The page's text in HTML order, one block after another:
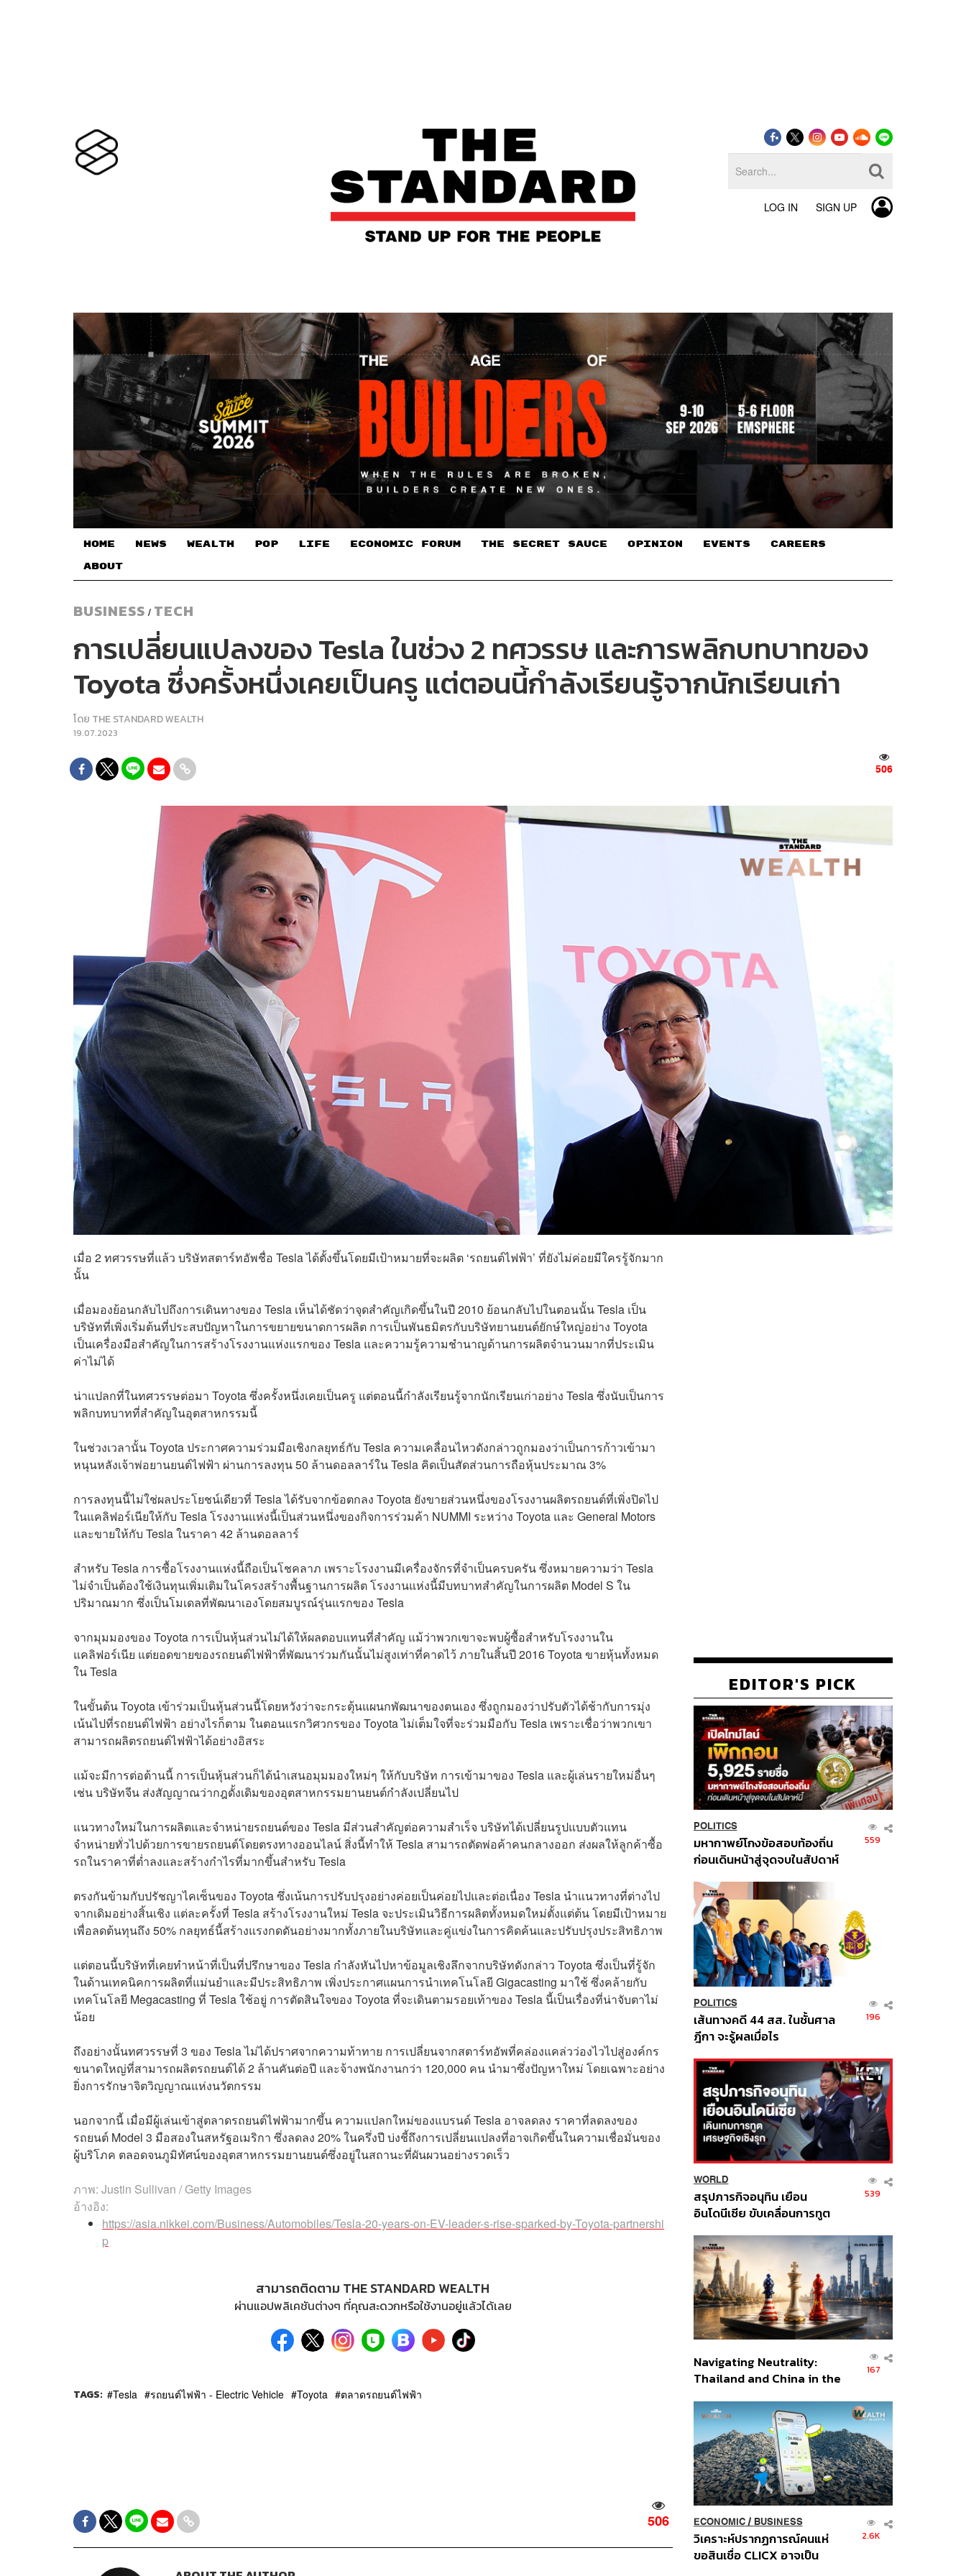
LOG IN SIGN UP
HOME NEWS WEALTH POP LIFE ECONOMIC FORUM THE SECRET SAUCE​ OPINION EVENTS CAREERS
ABOUT
BUSINESS / TECH
การเปลี่ยนแปลงของ Tesla ในช่วง 2 ทศวรรษ และการพลิกบทบาทของ
Toyota ซึ่งครั้งหนึ่งเคยเป็นครู แต่ตอนนี้กำลังเรียนรู้จากนักเรียนเก่า
โดย THE STANDARD WEALTH
19.07.2023
506
เมื่อ 2 ทศวรรษที่แล้ว บริษัทสตาร์ทอัพชื่อ Tesla ได้ตั้งขึ้นโดยมีเป้าหมายที่จะผลิต ‘รถยนต์ไฟฟ้า’ ที่ยังไม่ค่อยมีใครรู้จักมาก
นั้น
เมื่อมองย้อนกลับไปถึงการเดินทางของ Tesla เห็นได้ชัดว่าจุดสำคัญเกิดขึ้นในปี 2010 ย้อนกลับไปในตอนนั้น Tesla เป็น
บริษัทที่เพิ่งเริ่มต้นที่ประสบปัญหาในการขยายขนาดการผลิต การเป็นพันธมิตรกับบริษัทยานยนต์ยักษ์ใหญ่อย่าง Toyota
เป็นเครื่องมือสำคัญในการสร้างโรงงานแห่งแรกของ Tesla และความรู้ความชำนาญด้านการผลิตจำนวนมากที่ประเมิน
ค่าไม่ได้
น่าแปลกที่ในทศวรรษต่อมา Toyota ซึ่งครั้งหนึ่งเคยเป็นครู แต่ตอนนี้กำลังเรียนรู้จากนักเรียนเก่าอย่าง Tesla ซึ่งนับเป็นการ
พลิกบทบาทที่สำคัญในอุตสาหกรรมนี้
ในช่วงเวลานั้น Toyota ประกาศความร่วมมือเชิงกลยุทธ์กับ Tesla ความเคลื่อนไหวดังกล่าวถูกมองว่าเป็นการก้าวเข้ามา
หนุนหลังเจ้าพ่อยานยนต์ไฟฟ้า ผ่านการลงทุน 50 ล้านดอลลาร์ใน Tesla คิดเป็นสัดส่วนการถือหุ้นประมาณ 3%
การลงทุนนี้ไม่ใช่ผลประโยชน์เดียวที่ Tesla ได้รับจากข้อตกลง Toyota ยังขายส่วนหนึ่งของโรงงานผลิตรถยนต์ที่เพิ่งปิดไป
ในแคลิฟอร์เนียให้กับ Tesla โรงงานแห่งนี้เป็นส่วนหนึ่งของกิจการร่วมค้า NUMMI ระหว่าง Toyota และ General Motors
และขายให้กับ Tesla ในราคา 42 ล้านดอลลาร์
สำหรับ Tesla การซื้อโรงงานแห่งนี้ถือเป็นโชคลาภ เพราะโรงงานมีเครื่องจักรที่จำเป็นครบครัน ซึ่งหมายความว่า Tesla
ไม่จำเป็นต้องใช้เงินทุนเพิ่มเติมในโครงสร้างพื้นฐานการผลิต โรงงานแห่งนี้มีบทบาทสำคัญในการผลิต Model S ใน
ปริมาณมาก ซึ่งเป็นโมเดลที่พัฒนาเองโดยสมบูรณ์รุ่นแรกของ Tesla
จากมุมมองของ Toyota การเป็นหุ้นส่วนไม่ได้ให้ผลตอบแทนที่สำคัญ แม้ว่าพวกเขาจะพบผู้ซื้อสำหรับโรงงานใน
แคลิฟอร์เนีย แต่ยอดขายของรถยนต์ไฟฟ้าที่พัฒนาร่วมกันนั้นไม่สูงเท่าที่คาดไว้ ภายในสิ้นปี 2016 Toyota ขายหุ้นทั้งหมด
ใน Tesla
ในขั้นต้น Toyota เข้าร่วมเป็นหุ้นส่วนนี้โดยหวังว่าจะกระตุ้นแผนกพัฒนาของตนเอง ซึ่งถูกมองว่าปรับตัวได้ช้ากับการมุ่ง
เน้นไปที่รถยนต์ไฟฟ้า อย่างไรก็ตาม ในตอนแรกวิศวกรของ Toyota ไม่เต็มใจที่จะร่วมมือกับ Tesla เพราะเชื่อว่าพวกเขา
สามารถผลิตรถยนต์ไฟฟ้าได้อย่างอิสระ
แม้จะมีการต่อต้านนี้ การเป็นหุ้นส่วนก็ได้นำเสนอมุมมองใหม่ๆ ให้กับบริษัท การเข้ามาของ Tesla และผู้เล่นรายใหม่อื่นๆ
เช่น บริษัทจีน ส่งสัญญาณว่ากฎดั้งเดิมของอุตสาหกรรมยานยนต์กำลังเปลี่ยนไป
แนวทางใหม่ในการผลิตและจำหน่ายรถยนต์ของ Tesla มีส่วนสำคัญต่อความสำเร็จ บริษัทได้เปลี่ยนรูปแบบตัวแทน
จำหน่ายทั่วไปด้วยการขายรถยนต์โดยตรงทางออนไลน์ สิ่งนี้ทำให้ Tesla สามารถตัดพ่อค้าคนกลางออก ส่งผลให้ลูกค้าซื้อ
รถในราคาที่ต่ำลงและสร้างกำไรที่มากขึ้นสำหรับ Tesla
ตรงกันข้ามกับปรัชญาไคเซ็นของ Toyota ซึ่งเน้นการปรับปรุงอย่างค่อยเป็นค่อยไปและต่อเนื่อง Tesla นำแนวทางที่ต่างไป
จากเดิมอย่างสิ้นเชิง แต่ละครั้งที่ Tesla สร้างโรงงานใหม่ Tesla จะประเมินวิธีการผลิตทั้งหมดใหม่ตั้งแต่ต้น โดยมีเป้าหมาย
เพื่อลดต้นทุนถึง 50% กลยุทธ์นี้สร้างแรงกดดันอย่างมากทั้งภายในบริษัทและคู่แข่งในการคิดค้นและปรับปรุงประสิทธิภาพ
แต่ตอนนี้บริษัทที่เคยทำหน้าที่เป็นที่ปรึกษาของ Tesla กำลังหันไปหาข้อมูลเชิงลึกจากบริษัทดังกล่าว Toyota ซึ่งเป็นที่รู้จัก
ในด้านเทคนิคการผลิตที่แม่นยำและมีประสิทธิภาพ เพิ่งประกาศแผนการนำเทคโนโลยี Gigacasting มาใช้ ซึ่งคล้ายกับ
เทคโนโลยี Megacasting ที่ Tesla ใช้อยู่ การตัดสินใจของ Toyota ที่จะเดินตามรอยเท้าของ Tesla นี้เป็นเรื่องที่น่าจับตาไม่
น้อย
ถึงอย่างนั้นทศวรรษที่ 3 ของ Tesla ไม่ได้ปราศจากความท้าทาย การเปลี่ยนจากสตาร์ทอัพที่คล่องแคล่วว่องไวไปสู่องค์กร
ขนาดใหญ่ที่สามารถผลิตรถยนต์ได้ 2 ล้านคันต่อปี และจ้างพนักงานกว่า 120,000 คน นำมาซึ่งปัญหาใหม่ โดยเฉพาะอย่าง
ยิ่งการรักษาจิตวิญญาณแห่งนวัตกรรม
นอกจากนี้ เมื่อมีผู้เล่นเข้าสู่ตลาดรถยนต์ไฟฟ้ามากขึ้น ความแปลกใหม่ของแบรนด์ Tesla อาจลดลง ราคาที่ลดลงของ
รถยนต์ Model 3 มือสองในสหรัฐอเมริกา ซึ่งลดลง 20% ในครึ่งปี บ่งชี้ถึงการเปลี่ยนแปลงที่อาจเกิดขึ้นในความเชื่อมั่นของ
ผู้บริโภค ตลอดจนภูมิทัศน์ของอุตสาหกรรมยานยนต์ซึ่งอยู่ในสถานะที่ผันผวนอย่างรวดเร็ว
ภาพ: Justin Sullivan / Getty Images
อ้างอิง:
https://asia.nikkei.com/Business/Automobiles/Tesla-20-years-on-EV-leader-s-rise-sparked-by-Toyota-partnershi
p
สามารถติดตาม THE STANDARD WEALTH
ผ่านแอปพลิเคชันต่างๆ ที่คุณสะดวกหรือใช้งานอยู่แล้วได้เลย
TAGS: Tesla รถยนต์ไฟฟ้า - Electric Vehicle Toyota ตลาดรถยนต์ไฟฟ้า
506
EDITOR'S PICK
POLITICS
มหากาพย์โกงข้อสอบท้องถิ่น
ก่อนเดินหน้าสู่จุดจบในสัปดาห์
559
POLITICS
เส้นทางคดี 44 สส. ในชั้นศาล
ฎีกา จะรู้ผลเมื่อไร
196
WORLD
สรุปภารกิจอนุทิน เยือน
อินโดนีเซีย ขับเคลื่อนการทูต
ส่วนยุทธศาสตร์ไทย –
อินโดนีเซีย
539
Navigating Neutrality:
Thailand and China in the
Order
167
ECONOMIC/ BUSINESS
วิเคราะห์ปรากฏการณ์คนแห่
ขอสินเชื่อ CLICX อาจเป็น
2.6K